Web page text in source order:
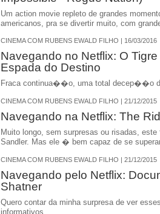
Um action movie repleto de grandes
americanos, pra se divertir muito, com
CINEMA COM RUBENS EWALD FILHO | 16/03/2016
Navegando no Netflix: O
Espada do Destino
Fraca continua��o, uma total decep��o
CINEMA COM RUBENS EWALD FILHO | 21/12/2015
Navegando na Netflix: The
Muito longo, sem surpresas ou risadas,
Sandler. Mas ele � bem capaz de se
CINEMA COM RUBENS EWALD FILHO | 21/12/2015
Navegando pelo Netflix:
Shatner
Quero contar da minha surpresa de ver
informativos